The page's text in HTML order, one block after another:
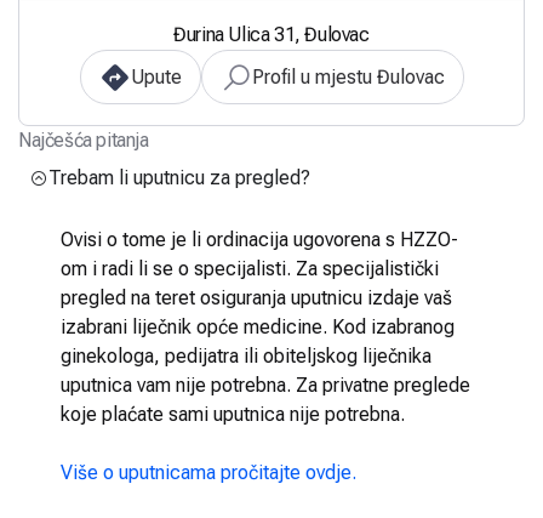
Đurina Ulica 31, Đulovac
Upute
Profil u mjestu Đulovac
Najčešća pitanja
Trebam li uputnicu za pregled?
Ovisi o tome je li ordinacija ugovorena s HZZO-
om i radi li se o specijalisti. Za specijalistički
pregled na teret osiguranja uputnicu izdaje vaš
izabrani liječnik opće medicine. Kod izabranog
ginekologa, pedijatra ili obiteljskog liječnika
uputnica vam nije potrebna. Za privatne preglede
koje plaćate sami uputnica nije potrebna.
Više o uputnicama pročitajte ovdje.